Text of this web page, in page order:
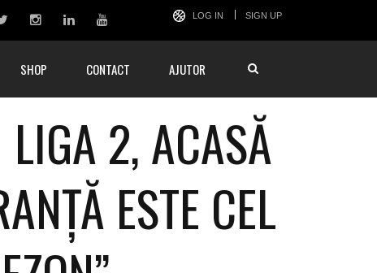
LOG IN SIGN UP
SHOP CONTACT AJUTOR
2, ACASĂ
ESTE CEL